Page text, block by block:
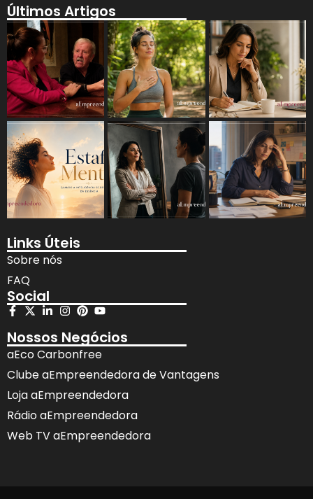
Últimos Artigos
Links Úteis
Sobre nós
FAQ
Social
Nossos Negócios
aEco Carbonfree
Clube aEmpreendedora de Vantagens
Loja aEmpreendedora
Rádio aEmpreendedora
Web TV aEmpreendedora